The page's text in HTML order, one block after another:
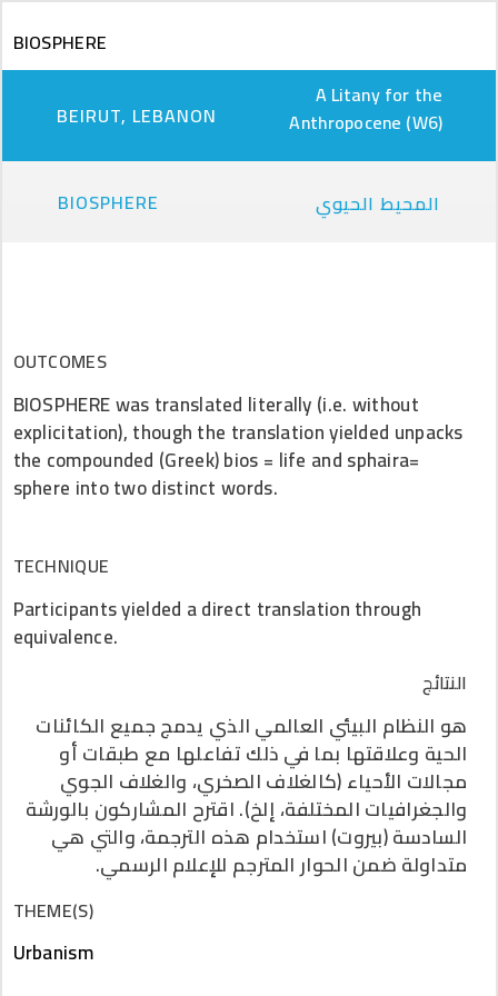
Skip to main content
BIOSPHERE
BEIRUT, LEBANON
A Litany for the
Anthropocene (W6)
BIOSPHERE المحيط الحيوي
OUTCOMES
BIOSPHERE was translated literally (i.e. without
explicitation), though the translation yielded unpacks
the compounded (Greek) bios = life and sphaira=
sphere into two distinct words.
TECHNIQUE
Participants yielded a direct translation through
equivalence.
النتائج
هو النظام البيئي العالمي الذي يدمج جميع الكائنات
الحية وعلاقتها بما في ذلك تفاعلها مع طبقات أو
مجالات الأحياء (كالغلاف الصخري، والغلاف الجوي
والجغرافيات المختلفة، إلخ). اقترح المشاركون بالورشة
السادسة (بيروت) استخدام هذه الترجمة، والتي هي
متداولة ضمن الحوار المترجم للإعلام الرسمي.
THEME(S)
Urbanism